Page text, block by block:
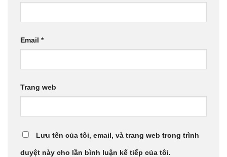
Email *
Trang web
Lưu tên của tôi, email, và trang web trong trình
duyệt này cho lần bình luận kế tiếp của tôi.